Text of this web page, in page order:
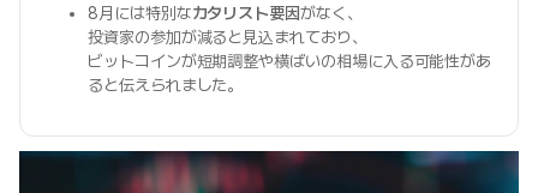
8月には特別なカタリスト要因がなく、
投資家の参加が減ると見込まれており、
ビットコインが短期調整や横ばいの相場に入る可能性があ
ると伝えられました。